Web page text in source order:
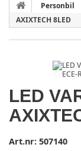
Personbil
AXIXTECH 8LED
LED
Art.nr: 507140